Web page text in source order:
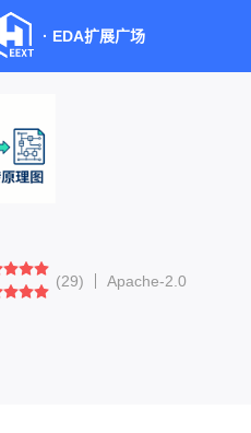
· EDA扩展广场
(29) Apache-2.0